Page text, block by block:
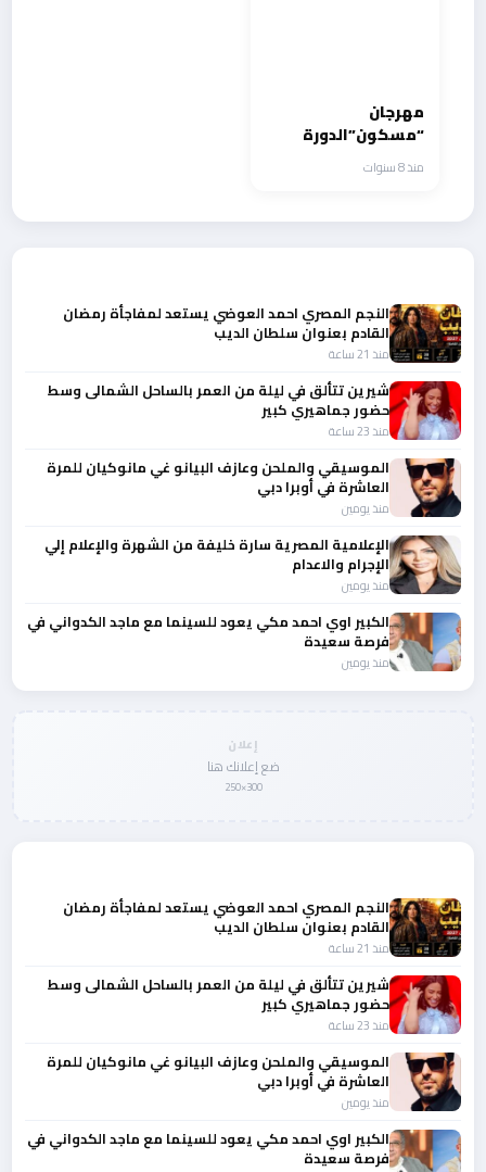
مهرجان
“مسكون”الدورة
الثالثة تُفتَتَحُ في عيد
“هالوين” وتستضيف
منذ 8 سنوات
النجم المصري احمد العوضي يستعد لمفاجأة رمضان
القادم بعنوان سلطان الديب
منذ 21 ساعة
شيرين تتألق في ليلة من العمر بالساحل الشمالى وسط
حضور جماهيري كبير
منذ 23 ساعة
الموسيقي والملحن وعازف البيانو غي مانوكيان للمرة
العاشرة في أوبرا دبي
منذ يومين
الإعلامية المصرية سارة خليفة من الشهرة والإعلام إلي
الإجرام والاعدام
منذ يومين
الكبير اوي احمد مكي يعود للسينما مع ماجد الكدواني في
فرصة سعيدة
منذ يومين
إعلان
ضع إعلانك هنا
300×250
النجم المصري احمد العوضي يستعد لمفاجأة رمضان
القادم بعنوان سلطان الديب
منذ 21 ساعة
شيرين تتألق في ليلة من العمر بالساحل الشمالى وسط
حضور جماهيري كبير
منذ 23 ساعة
الموسيقي والملحن وعازف البيانو غي مانوكيان للمرة
العاشرة في أوبرا دبي
منذ يومين
الكبير اوي احمد مكي يعود للسينما مع ماجد الكدواني في
فرصة سعيدة